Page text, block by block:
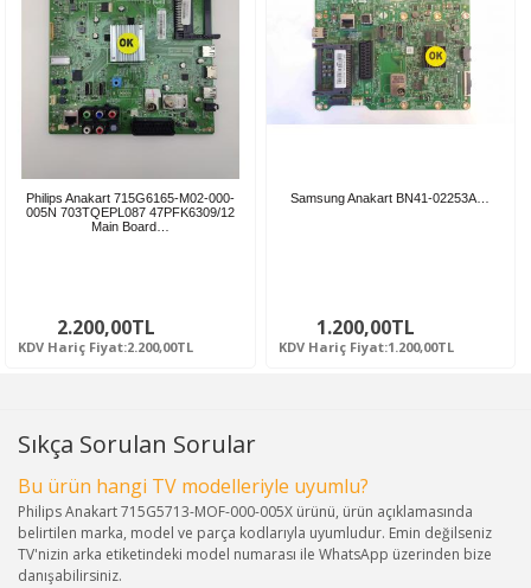
Philips Anakart 715G6165-M02-000-
005N 703TQEPL087 47PFK6309/12
Main Board…
2.200,00TL
KDV Hariç Fiyat:2.200,00TL
Samsung Anakart BN41-02253A…
1.200,00TL
KDV Hariç Fiyat:1.200,00TL
Sıkça Sorulan Sorular
Bu ürün hangi TV modelleriyle uyumlu?
Philips Anakart 715G5713-MOF-000-005X ürünü, ürün açıklamasında
belirtilen marka, model ve parça kodlarıyla uyumludur. Emin değilseniz
TV'nizin arka etiketindeki model numarası ile WhatsApp üzerinden bize
danışabilirsiniz.